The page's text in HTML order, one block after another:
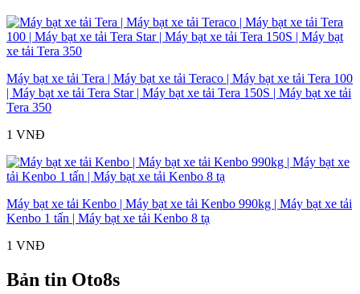
Máy bạt xe tải Tera | Máy bạt xe tải Teraco | Máy bạt xe tải Tera 100
| Máy bạt xe tải Tera Star | Máy bạt xe tải Tera 150S | Máy bạt xe tải
Tera 350
1 VNĐ
Máy bạt xe tải Kenbo | Máy bạt xe tải Kenbo 990kg | Máy bạt xe tải
Kenbo 1 tấn | Máy bạt xe tải Kenbo 8 tạ
1 VNĐ
Bản tin Oto8s